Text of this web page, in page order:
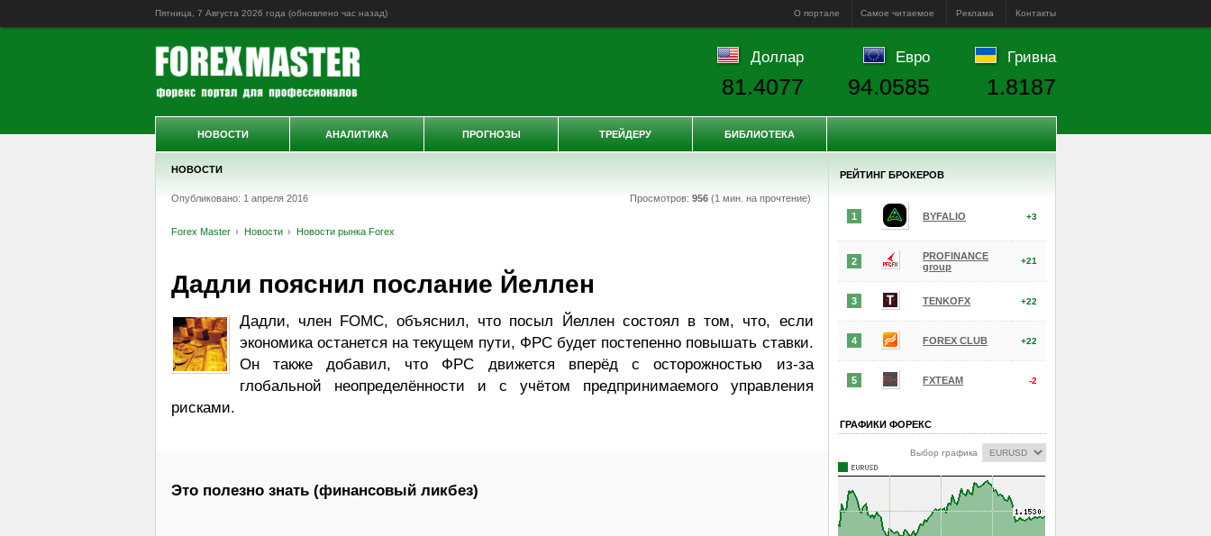
Пятница, 7 Августа 2026 года (обновлено час назад) О портале Самое читаемое Реклама Контакты
НОВОСТИ
Опубликовано: 1 апреля 2016 Просмотров: 956(1 мин. на прочтение)
Forex Master Новости Новости рынка Forex
Дадли пояснил послание Йеллен
Дадли, член FOMC, объяснил, что посыл Йеллен состоял в том, что, если
экономика останется на текущем пути, ФРС будет постепенно повышать ставки.
Он также добавил, что ФРС движется вперёд с осторожностью из-за
глобальной неопределённости и с учётом предпринимаемого управления
рисками.
Это полезно знать (финансовый ликбез)
РЕЙТИНГ БРОКЕРОВ
1 BYFALIO +3
2
PROFINANCE
group
+21
3 TENKOFX +22
4 FOREX CLUB +22
5 FXTEAM -2
ГРАФИКИ ФОРЕКС
Выбор графика
Доллар
81.4077
Евро
94.0585
Гривна
1.8187
НОВОСТИ АНАЛИТИКА ПРОГНОЗЫ ТРЕЙДЕРУ БИБЛИОТЕКА